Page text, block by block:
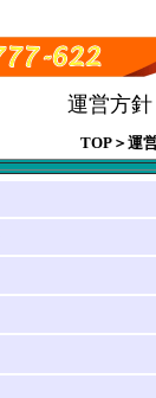
運営方針
TOP＞運